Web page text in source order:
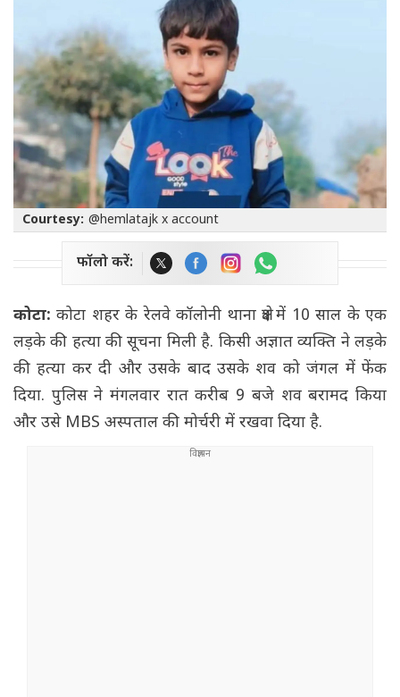
Courtesy: @hemlatajk x account
फॉलो करें:
कोटा: कोटा शहर के रेलवे कॉलोनी थाना क्षेत्र में 10 साल के एक
लड़के की हत्या की सूचना मिली है. किसी अज्ञात व्यक्ति ने लड़के
की हत्या कर दी और उसके बाद उसके शव को जंगल में फेंक
दिया. पुलिस ने मंगलवार रात करीब 9 बजे शव बरामद किया
और उसे MBS अस्पताल की मोर्चरी में रखवा दिया है.